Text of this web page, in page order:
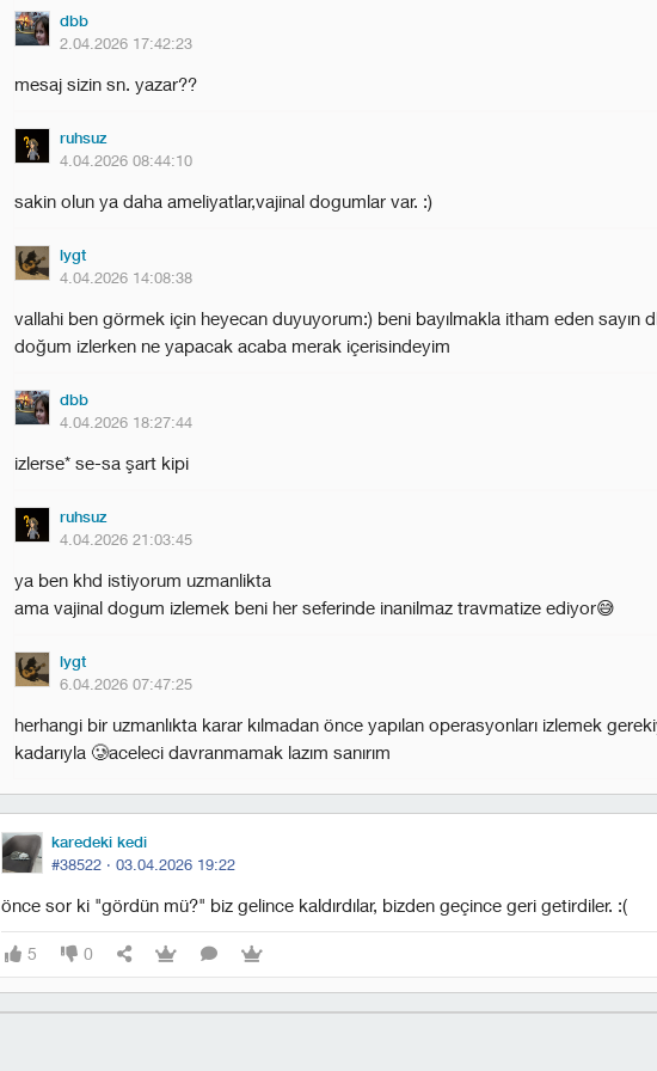
dbb
2.04.2026 17:42:23
mesaj sizin sn. yazar??
ruhsuz
4.04.2026 08:44:10
sakin olun ya daha ameliyatlar,vajinal dogumlar var. :)
lygt
4.04.2026 14:08:38
vallahi ben görmek için heyecan duyuyorum:) beni bayılmakla itham eden sayın
doğum izlerken ne yapacak acaba merak içerisindeyim
dbb
4.04.2026 18:27:44
izlerse* se-sa şart kipi
ruhsuz
4.04.2026 21:03:45
ya ben khd istiyorum uzmanlikta
ama vajinal dogum izlemek beni her seferinde inanilmaz travmatize ediyor😅
lygt
6.04.2026 07:47:25
herhangi bir uzmanlıkta karar kılmadan önce yapılan operasyonları izlemek
kadarıyla 🥲aceleci davranmamak lazım sanırım
karedeki kedi
#38522 · 03.04.2026 19:22
önce sor ki "gördün mü?" biz gelince kaldırdılar, bizden geçince geri getirdiler. :(
5 0